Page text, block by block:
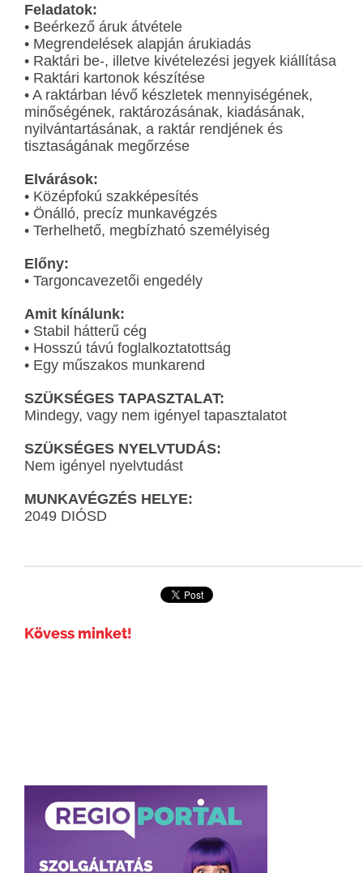
Feladatok:
• Beérkező áruk átvétele
• Megrendelések alapján árukiadás
• Raktári be-, illetve kivételezési jegyek kiállítása
• Raktári kartonok készítése
• A raktárban lévő készletek mennyiségének,
minőségének, raktározásának, kiadásának,
nyilvántartásának, a raktár rendjének és
tisztaságának megőrzése
Elvárások:
• Középfokú szakképesítés
• Önálló, precíz munkavégzés
• Terhelhető, megbízható személyiség
Előny:
• Targoncavezetői engedély
Amit kínálunk:
• Stabil hátterű cég
• Hosszú távú foglalkoztatottság
• Egy műszakos munkarend
SZÜKSÉGES TAPASZTALAT:
Mindegy, vagy nem igényel tapasztalatot
SZÜKSÉGES NYELVTUDÁS:
Nem igényel nyelvtudást
MUNKAVÉGZÉS HELYE:
2049 DIÓSD
Kövess minket!